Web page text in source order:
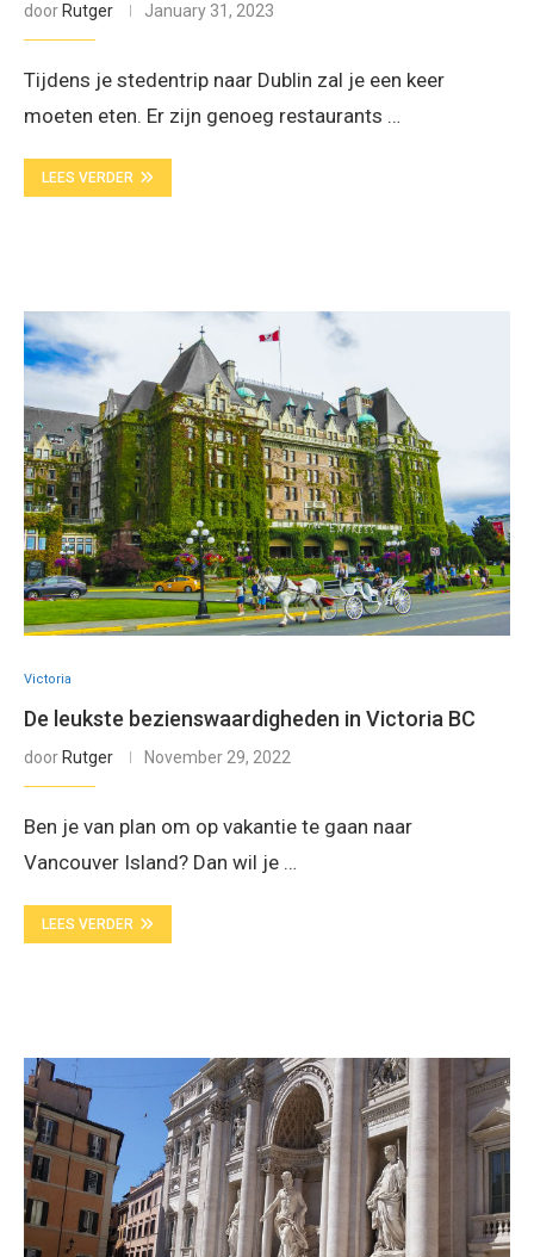
door Rutger January 31, 2023
Tijdens je stedentrip naar Dublin zal je een keer
moeten eten. Er zijn genoeg restaurants …
LEES VERDER
Victoria
De leukste bezienswaardigheden in Victoria BC
door Rutger November 29, 2022
Ben je van plan om op vakantie te gaan naar
Vancouver Island? Dan wil je …
LEES VERDER